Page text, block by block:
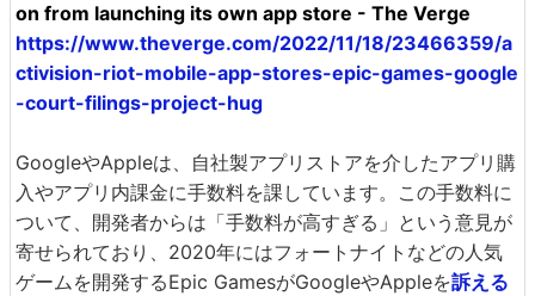
on from launching its own app store - The Verge
https://www.theverge.com/2022/11/18/23466359/a
ctivision-riot-mobile-app-stores-epic-games-google
-court-filings-project-hug
GoogleやAppleは、自社製アプリストアを介したアプリ購
入やアプリ内課金に手数料を課しています。この手数料に
ついて、開発者からは「手数料が高すぎる」という意見が
寄せられており、2020年にはフォートナイトなどの人気
ゲームを開発するEpic GamesがGoogleやAppleを訴える